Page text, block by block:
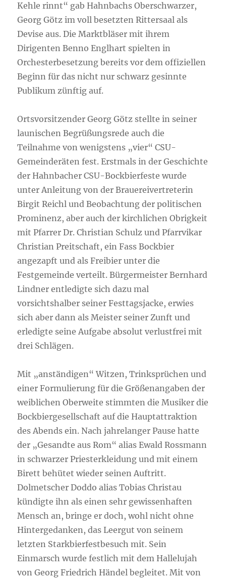
Kehle rinnt“ gab Hahnbachs Oberschwarzer,
Georg Götz im voll besetzten Rittersaal als
Devise aus. Die Marktbläser mit ihrem
Dirigenten Benno Englhart spielten in
Orchesterbesetzung bereits vor dem offiziellen
Beginn für das nicht nur schwarz gesinnte
Publikum zünftig auf.
Ortsvorsitzender Georg Götz stellte in seiner
launischen Begrüßungsrede auch die
Teilnahme von wenigstens „vier“ CSU-
Gemeinderäten fest. Erstmals in der Geschichte
der Hahnbacher CSU-Bockbierfeste wurde
unter Anleitung von der Brauereivertreterin
Birgit Reichl und Beobachtung der politischen
Prominenz, aber auch der kirchlichen Obrigkeit
mit Pfarrer Dr. Christian Schulz und Pfarrvikar
Christian Preitschaft, ein Fass Bockbier
angezapft und als Freibier unter die
Festgemeinde verteilt. Bürgermeister Bernhard
Lindner entledigte sich dazu mal
vorsichtshalber seiner Festtagsjacke, erwies
sich aber dann als Meister seiner Zunft und
erledigte seine Aufgabe absolut verlustfrei mit
drei Schlägen.
Mit „anständigen“ Witzen, Trinksprüchen und
einer Formulierung für die Größenangaben der
weiblichen Oberweite stimmten die Musiker die
Bockbiergesellschaft auf die Hauptattraktion
des Abends ein. Nach jahrelanger Pause hatte
der „Gesandte aus Rom“ alias Ewald Rossmann
in schwarzer Priesterkleidung und mit einem
Birett behütet wieder seinen Auftritt.
Dolmetscher Doddo alias Tobias Christau
kündigte ihn als einen sehr gewissenhaften
Mensch an, bringe er doch, wohl nicht ohne
Hintergedanken, das Leergut von seinem
letzten Starkbierfestbesuch mit. Sein
Einmarsch wurde festlich mit dem Hallelujah
von Georg Friedrich Händel begleitet. Mit von